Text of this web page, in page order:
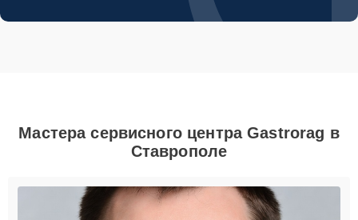
Мастера сервисного центра Gastrorag в
Ставрополе